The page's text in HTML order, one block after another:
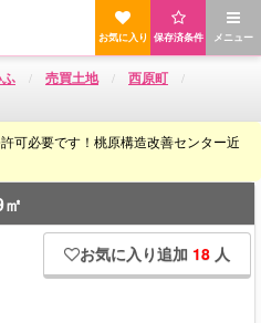
メニュー
保存済条件
お気に入り
売買土地
西原町
可必要です！桃原構造改善センター近
お気に入り追加 18 人